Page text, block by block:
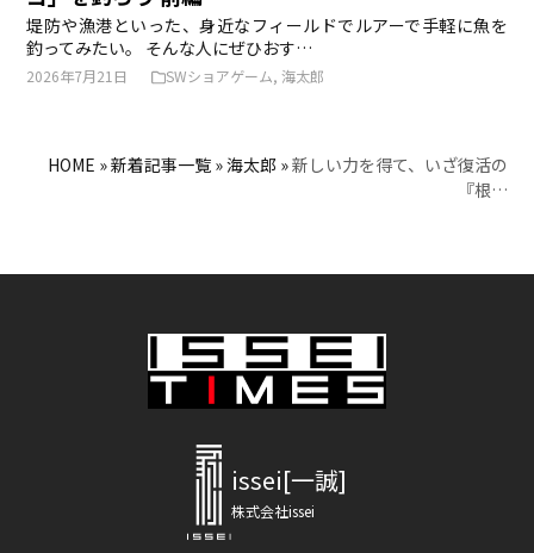
堤防や漁港といった、身近なフィールドでルアーで手軽に魚を
釣ってみたい。 そんな人にぜひおす…
2026年7月21日 SWショアゲーム,海太郎
HOME »新着記事一覧»海太郎 »新しい力を得て、いざ復活の
『根…
issei[一誠]
株式会社issei